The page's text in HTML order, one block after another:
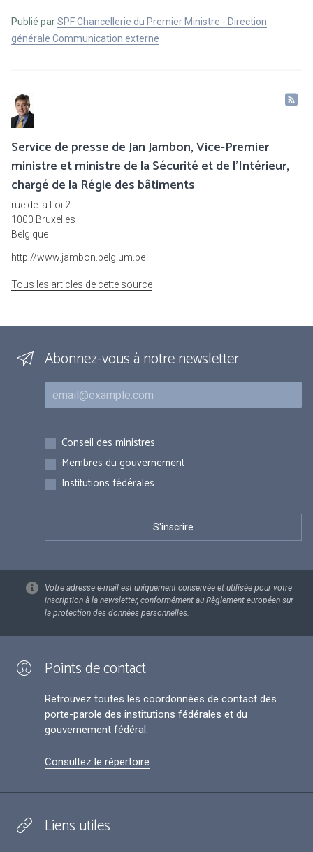
Publié parSPF Chancellerie du Premier Ministre - Direction
générale Communication externe
Service de presse de Jan Jambon, Vice-Premier
ministre et ministre de la Sécurité et de l'Intérieur,
chargé de la Régie des bâtiments
rue de la Loi 2
1000 Bruxelles
Belgique
http://www.jambon.belgium.be
Tous les articles de cette source
Abonnez-vous à notre newsletter
Courriel
Inscriptions
Conseil des ministres
Membres du gouvernement
Institutions fédérales
Votre adresse e-mail est uniquement conservée et utilisée pour votre
inscription à la newsletter, conformément au Règlement européen sur
la protection des données personnelles.
Points de contact
Retrouvez toutes les coordonnées de contact des
porte-parole des institutions fédérales et du
gouvernement fédéral.
Consultez le répertoire
Liens utiles